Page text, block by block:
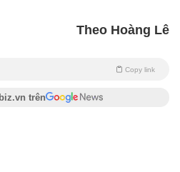
Theo Hoàng Lê
Copy link
trên